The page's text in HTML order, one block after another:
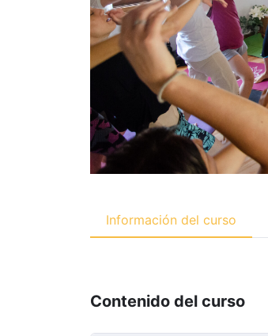
Información del curso
Contenido del curso